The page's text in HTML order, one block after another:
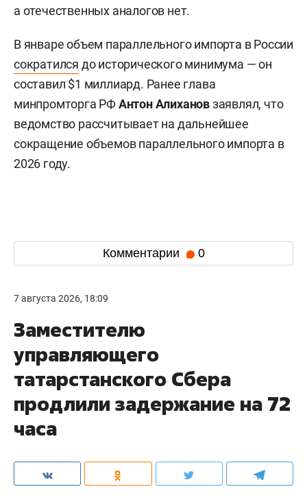
а отечественных аналогов нет.
В январе объем параллельного импорта в России
сократился до исторического минимума — он
составил $1 миллиард. Ранее глава
минпромторга РФАнтон Алихановзаявлял, что
ведомство рассчитывает на дальнейшее
сокращение объемов параллельного импорта в
2026 году.
Комментарии 0
7 августа 2026, 18:09
Заместителю
управляющего
татарстанского Сбера
продлили задержание на 72
часа